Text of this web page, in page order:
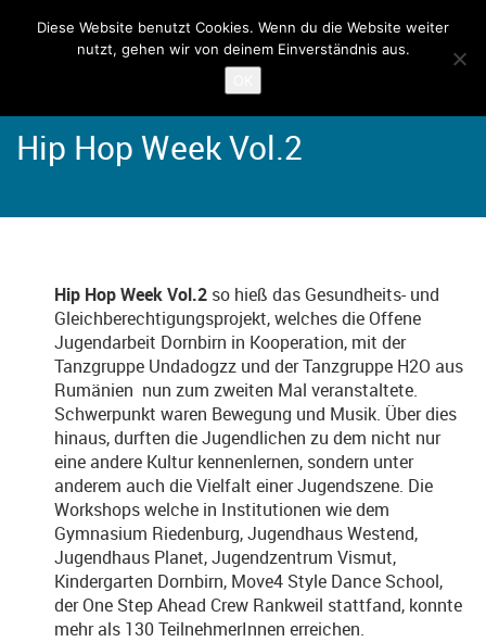
Angebote
Hip Hop Week Vol.2
Hip Hop Week Vol.2 so hieß das Gesundheits- und
Gleichberechtigungsprojekt, welches die Offene
Jugendarbeit Dornbirn in Kooperation, mit der
Tanzgruppe Undadogzz und der Tanzgruppe H2O aus
Rumänien nun zum zweiten Mal veranstaltete.
Schwerpunkt waren Bewegung und Musik. Über dies
hinaus, durften die Jugendlichen zu dem nicht nur
eine andere Kultur kennenlernen, sondern unter
anderem auch die Vielfalt einer Jugendszene. Die
Workshops welche in Institutionen wie dem
Gymnasium Riedenburg, Jugendhaus Westend,
Jugendhaus Planet, Jugendzentrum Vismut,
Kindergarten Dornbirn, Move4 Style Dance School,
der One Step Ahead Crew Rankweil stattfand, konnte
mehr als 130 TeilnehmerInnen erreichen.
Diese Website benutzt Cookies. Wenn du die Website weiter
nutzt, gehen wir von deinem Einverständnis aus.